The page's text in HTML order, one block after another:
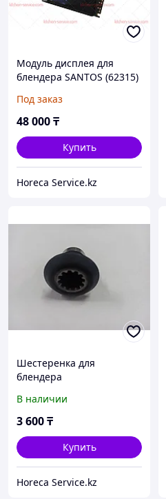
Модуль дисплея для
блендера SANTOS (62315)
Под заказ
48 000₸
Купить
Horeca Service.kz
Шестеренка для
блендера
В наличии
3 600₸
Купить
Horeca Service.kz